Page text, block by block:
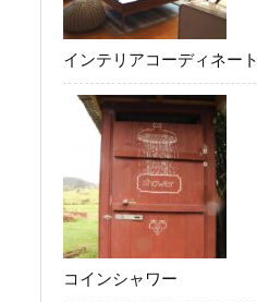
インテリアコーディネート
コインシャワー